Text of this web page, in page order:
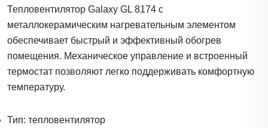
Тепловентилятор Galaxy GL 8174 с
металлокерамическим нагревательным элементом
обеспечивает быстрый и эффективный обогрев
помещения. Механическое управление и встроенный
термостат позволяют легко поддерживать комфортную
температуру.
Тип: тепловентилятор